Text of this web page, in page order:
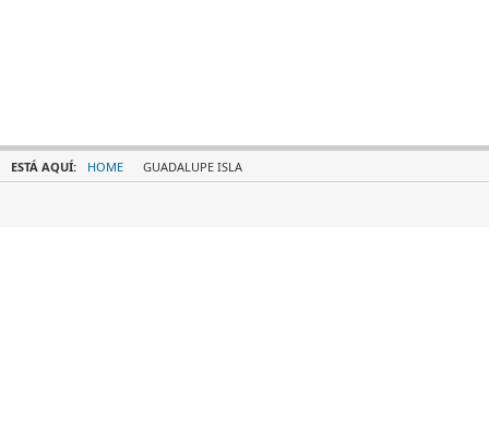
ESTÁ AQUÍ: HOME GUADALUPE ISLA